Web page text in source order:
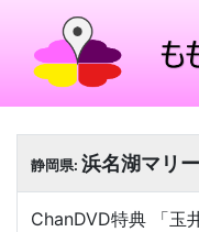
静岡県: 浜名湖マリ
ChanDVD特典 「玉